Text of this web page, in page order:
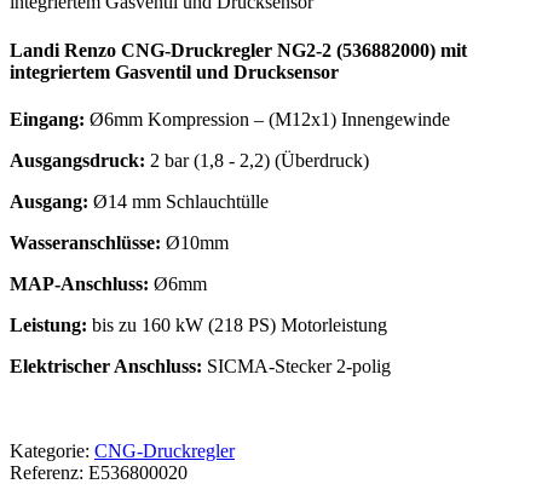
Landi Renzo CNG-Druckregler NG2-2 (536882000) mit
integriertem Gasventil und Drucksensor
Eingang: Ø6mm Kompression – (M12x1) Innengewinde
Ausgangsdruck: 2 bar (1,8 - 2,2) (Überdruck)
Ausgang: Ø14 mm Schlauchtülle
Wasseranschlüsse: Ø10mm
MAP-Anschluss: Ø6mm
Leistung: bis zu 160 kW (218 PS) Motorleistung
Elektrischer Anschluss: SICMA-Stecker 2-polig
Kategorie: CNG-Druckregler
Referenz: E536800020